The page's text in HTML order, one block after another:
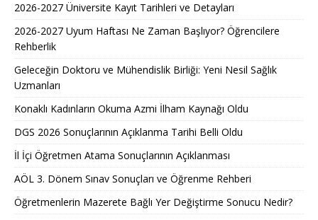
2026-2027 Üniversite Kayıt Tarihleri ve Detayları
2026-2027 Uyum Haftası Ne Zaman Başlıyor? Öğrencilere
Rehberlik
Geleceğin Doktoru ve Mühendislik Birliği: Yeni Nesil Sağlık
Uzmanları
Konaklı Kadınların Okuma Azmi İlham Kaynağı Oldu
DGS 2026 Sonuçlarının Açıklanma Tarihi Belli Oldu
İl İçi Öğretmen Atama Sonuçlarının Açıklanması
AÖL 3. Dönem Sınav Sonuçları ve Öğrenme Rehberi
Öğretmenlerin Mazerete Bağlı Yer Değiştirme Sonucu Nedir?